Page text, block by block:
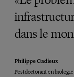
dans le
Philippe Cadieux
Postdoctorant en biologie